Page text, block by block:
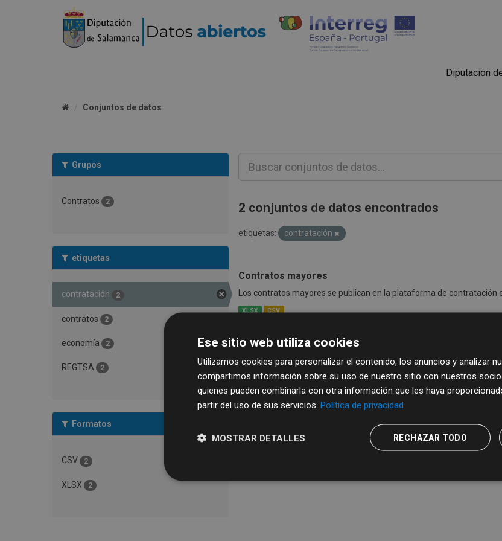
Diputación
Conjuntos de datos
Grupos
Contratos 2
etiquetas
contratación 2
contratos 2
economía 2
REGTSA 2
Formatos
CSV 2
XLSX 2
2 conjuntos de datos encontrados
etiquetas: contratación
Contratos mayores
Los contratos mayores se publican en la plataforma de contratación
XLSX CSV
Contratos menores
Contratos menores REGTSA
XLSX CSV
Ese sitio web utiliza cookies
Utilizamos cookies para personalizar el contenido, los anuncios y analizar
compartimos información sobre su uso de nuestro sitio con nuestros
quienes pueden combinarla con otra información que les haya
partir del uso de sus servicios. Política de privacidad
RECHAZAR TODO
MOSTRAR DETALLES